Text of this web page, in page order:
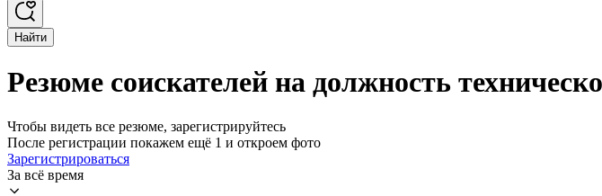
Найти
Резюме соискателей на должность
Чтобы видеть все резюме, зарегистрируйтесь
После регистрации покажем ещё 1 и откроем фото
Зарегистрироваться
За всё время